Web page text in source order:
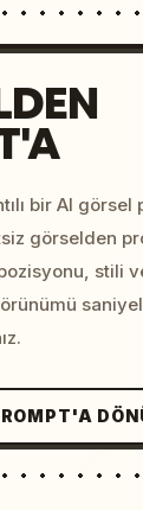
colors,
bir AI
görselden
stili ve